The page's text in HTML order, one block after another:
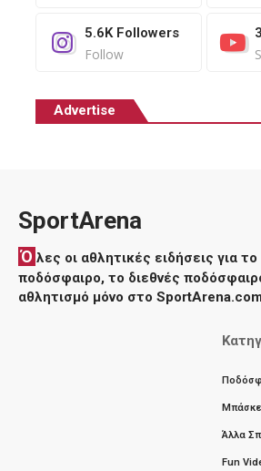
5.6K Followers
Follow
Advertise
SportArena
Ό λες οι αθλητικές ειδήσεις για
ποδόσφαιρο, το διεθνές
αθλητισμό μόνο στο
Άλλα
Fun